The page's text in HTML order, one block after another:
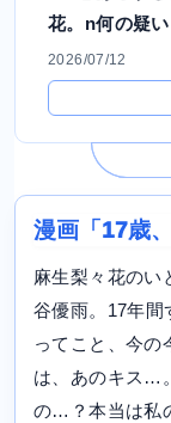
花。n何の疑
2026/07/12
漫画「17歳
麻生梨々花のい
谷優雨。17年間
ってこと、今の
は、あのキス…
の…？本当は私